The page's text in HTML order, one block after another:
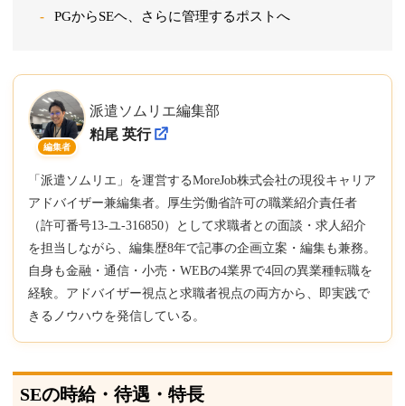
PGからSEヘ、さらに管理するポストへ
編集者
派遣ソムリエ編集部
粕尾 英行
「派遣ソムリエ」を運営するMoreJob株式会社の現役キャリア
アドバイザー兼編集者。厚生労働省許可の職業紹介責任者
（許可番号13-ユ-316850）として求職者との面談・求人紹介
を担当しながら、編集歴8年で記事の企画立案・編集も兼務。
自身も金融・通信・小売・WEBの4業界で4回の異業種転職を
経験。アドバイザー視点と求職者視点の両方から、即実践で
きるノウハウを発信している。
SEの時給・待遇・特長